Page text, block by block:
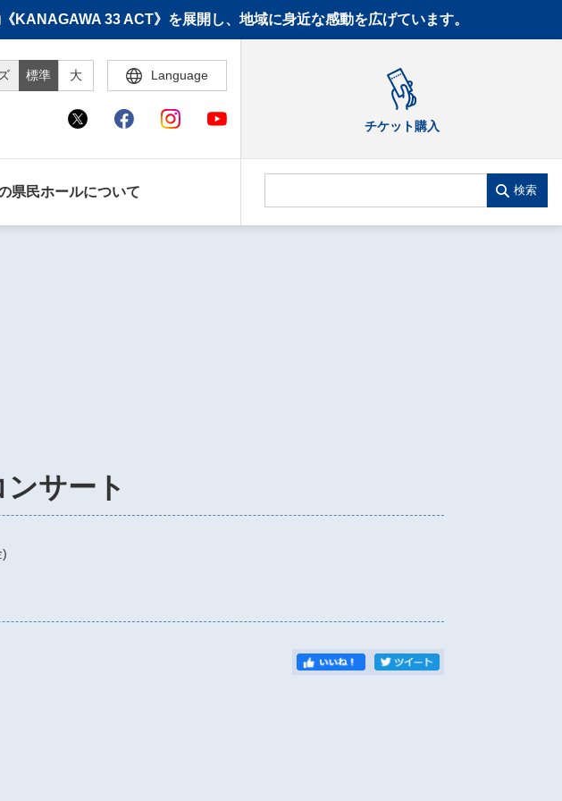
33 ACT》を展開し、地域に身近な感動を広げています。
標準 大 Language
チケット購入
県民ホールについて 検索
サート
)